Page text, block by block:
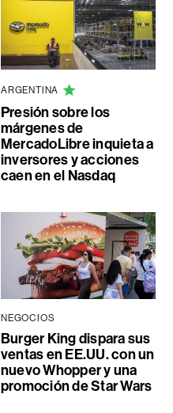
ARGENTINA
Presión sobre los
márgenes de
MercadoLibre inquieta a
inversores y acciones
caen en el Nasdaq
NEGOCIOS
Burger King dispara sus
ventas en EE.UU. con un
nuevo Whopper y una
promoción de Star Wars